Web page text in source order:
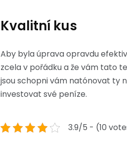
Kvalitní kus
Aby byla úprava opravdu
zcela v pořádku a že vám tato
jsou schopni vám natónovat ty
investovat své peníze.
3.9/5 - (10